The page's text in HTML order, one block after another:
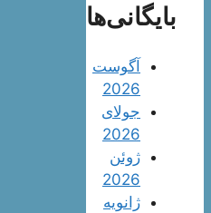
بایگانی‌ها
آگوست
2026
جولای
2026
ژوئن
2026
ژانویه